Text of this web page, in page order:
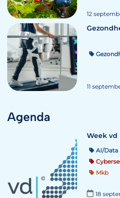
12
11
Agenda
Week
AI/Data
Mkb
18